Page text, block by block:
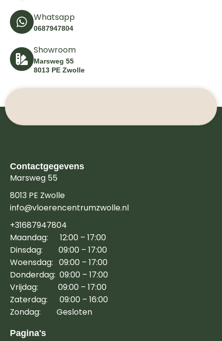
Whatsapp
0687947804
Showroom
Marsweg 55
8013 PE Zwolle
Contactgegevens
Marsweg 55
8013 PE Zwolle
info@vloerencentrumzwolle.nl
+31687947804
Maandag: 12:00 – 17:00
Dinsdag: 09:00 – 17:00
Woensdag: 09:00 – 17:00
Donderdag: 09:00 – 17:00
Vrijdag: 09:00 – 17:00
Zaterdag: 09:00 – 16:00
Zondag: Gesloten
Pagina's